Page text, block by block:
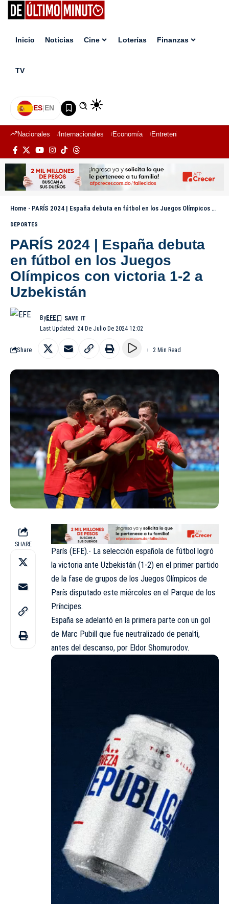
Inicio Noticias Cine Loterías Finanzas
TV
ES|EN
Nacionales Internacionales Economía Entretenimiento
Home - PARÍS 2024 | España debuta en fútbol en los Juegos Olímpicos con victoria 1-2 a Uzbekistán
DEPORTES
PARÍS 2024 | España debuta
en fútbol en los Juegos
Olímpicos con victoria 1-2 a
Uzbekistán
Last Updated: 24 De Julio De 2024 12:02
ByEFE
Share 2 Min Read
SHARE
París (EFE).- La selección española de fútbol logró
la victoria ante Uzbekistán (1-2) en el primer partido
de la fase de grupos de los Juegos Olímpicos de
París disputado este miércoles en el Parque de los
Príncipes.
España se adelantó en la primera parte con un gol
de Marc Pubill que fue neutralizado de penalti,
antes del descanso, por Eldor Shomurodov.